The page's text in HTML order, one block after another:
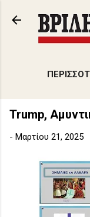
Trump,
- Μαρτίου 21, 2025